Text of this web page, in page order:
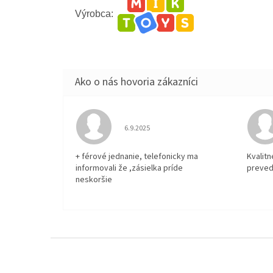
Výrobca:
Hodnotenie obchodu je 5 z 5 hviezdičiek.
6.9.2025
+ férové jednanie, telefonicky ma
informovali že ,zásielka príde
neskoršie